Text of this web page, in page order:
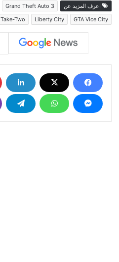
اعرف المزيد عن Grand Theft Auto 3
GTA Vice City
Liberty City
Take-Two